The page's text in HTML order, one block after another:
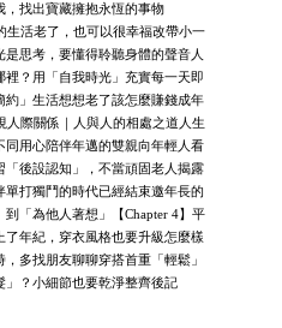
，找出寶藏擁抱永恆的事物
生活老了，也可以很幸福改帶小一
思考，要懂得聆聽身體的聲音人
？用「自我時光」充實每一天即
」生活想想老了該怎麼賺錢成年
人際關係｜人與人的相處之道人生
用心陪伴年邁的雙親向年輕人看
後設認知」，不當頑固老人揭露
打獨鬥的時代已經結束邀年長的
「為他人著想」【Chapter 4】平
年紀，穿衣風格也要升級怎麼樣
多找朋友聊聊穿搭首重「輕鬆」
」？小細節也要乾淨整齊後記